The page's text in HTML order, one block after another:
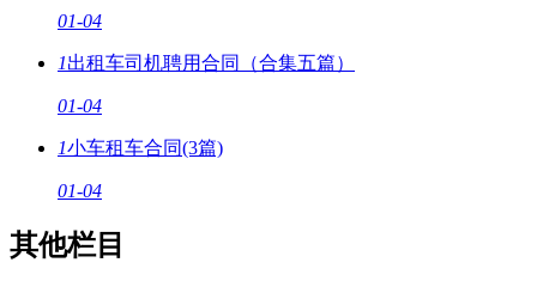
01-04
1出租车司机聘用合同（合集五篇）
01-04
1小车租车合同(3篇)
01-04
其他栏目